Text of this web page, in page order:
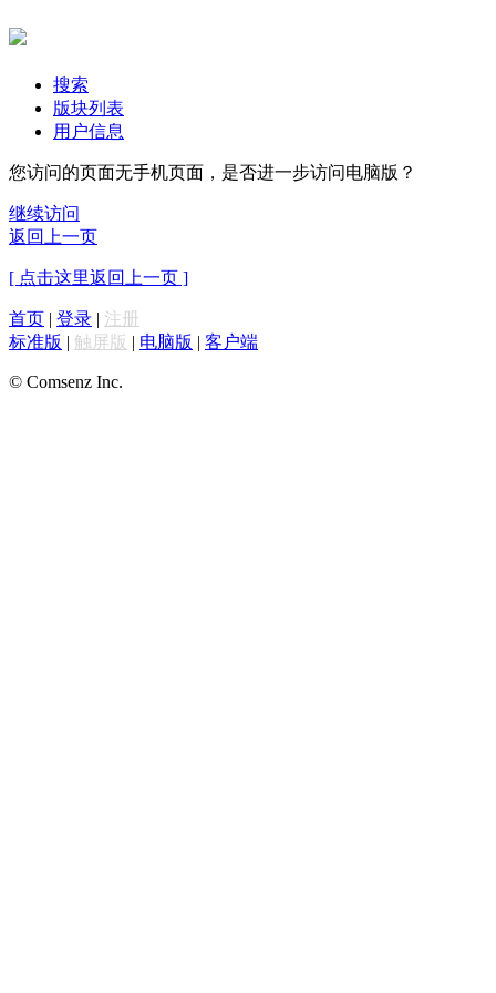
搜索
版块列表
用户信息
您访问的页面无手机页面，是否进一步访问电脑版？
继续访问
返回上一页
[ 点击这里返回上一页 ]
首页 | 登录 | 注册
标准版 | 触屏版 | 电脑版 | 客户端
© Comsenz Inc.